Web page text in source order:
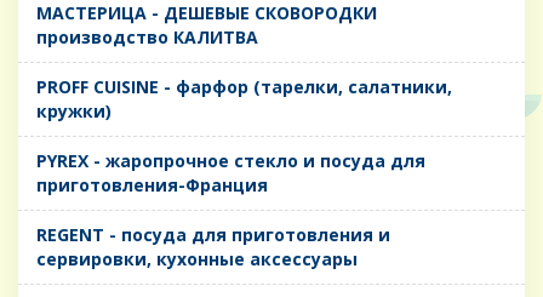
MАСТЕРИЦА - ДЕШЕВЫЕ СКОВОРОДКИ
производство КАЛИТВА
PROFF CUISINE - фарфор (тарелки, салатники,
кружки)
PYREX - жаропрочное стекло и посуда для
приготовления-Франция
REGENT - посуда для приготовления и
сервировки, кухонные аксессуары